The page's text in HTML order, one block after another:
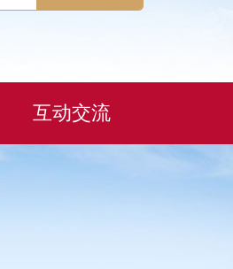
互动交流